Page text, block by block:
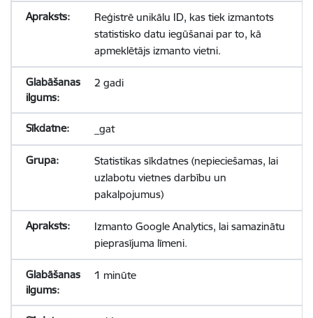
Reģistrē unikālu ID, kas tiek izmantots
statistisko datu iegūšanai par to, kā
apmeklētājs izmanto vietni.
2 gadi
_gat
Statistikas sīkdatnes (nepieciešamas, lai
uzlabotu vietnes darbību un
pakalpojumus)
Izmanto Google Analytics, lai samazinātu
pieprasījuma līmeni.
1 minūte